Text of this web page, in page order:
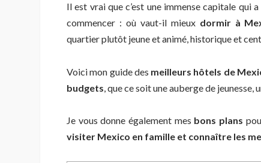
Il est vrai que c’est une immense capitale
commencer : où vaut-il mieuxdormir à
quartier plutôt jeune et animé, historique et
Voici mon guide des meilleurs hôtels de
budgets , que ce soit une auberge de
Je vous donne également mes bons plans
visiter Mexico en famille et connaître les